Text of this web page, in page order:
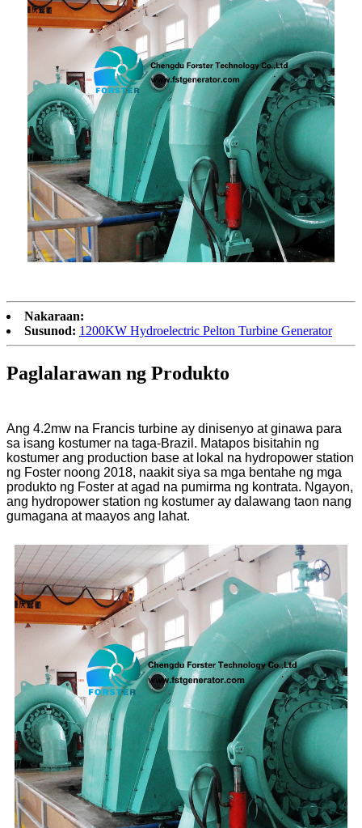
Nakaraan:
Susunod: 1200KW Hydroelectric Pelton Turbine Generator
Paglalarawan ng Produkto
Ang 4.2mw na Francis turbine ay dinisenyo at ginawa para
sa isang kostumer na taga-Brazil. Matapos bisitahin ng
kostumer ang production base at lokal na hydropower station
ng Foster noong 2018, naakit siya sa mga bentahe ng mga
produkto ng Foster at agad na pumirma ng kontrata. Ngayon,
ang hydropower station ng kostumer ay dalawang taon nang
gumagana at maayos ang lahat.